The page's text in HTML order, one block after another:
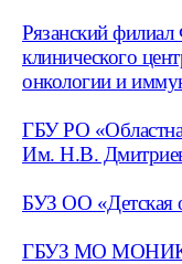
Рязанский
клинического
онкологии и
ГБУ РО
Им. Н.В.
БУЗ ОО «Детская
ГБУЗ МО